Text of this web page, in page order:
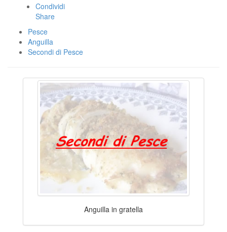
Condividi
Share
Pesce
Anguilla
Secondi di Pesce
Anguilla in gratella